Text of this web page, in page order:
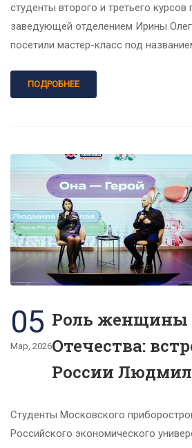
студенты второго и третьего
заведующей отделением Ирины
посетили мастер-класс под
ПОДРОБНЕЕ
05
Мар, 2026
Роль женщины
Отечества:
России
Студенты Московского
Российского экономического